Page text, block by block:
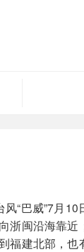
“巴威”7月
浙闽沿海靠近
福建北部，也